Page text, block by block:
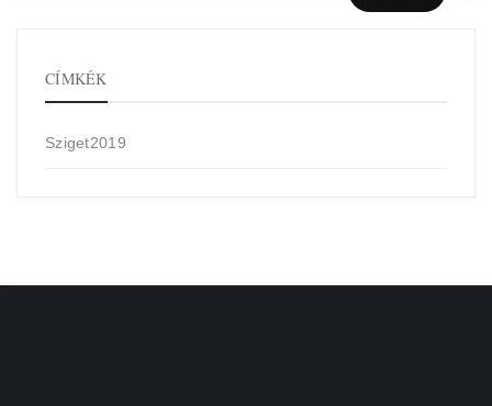
CÍMKÉK
Sziget2019